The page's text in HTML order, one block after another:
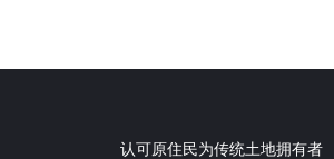
认可原住民为传统土地拥有者